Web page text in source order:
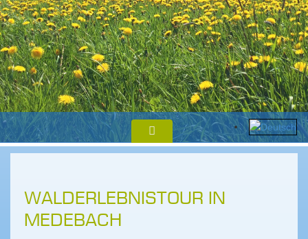
WALDERLEBNISTOUR IN
MEDEBACH